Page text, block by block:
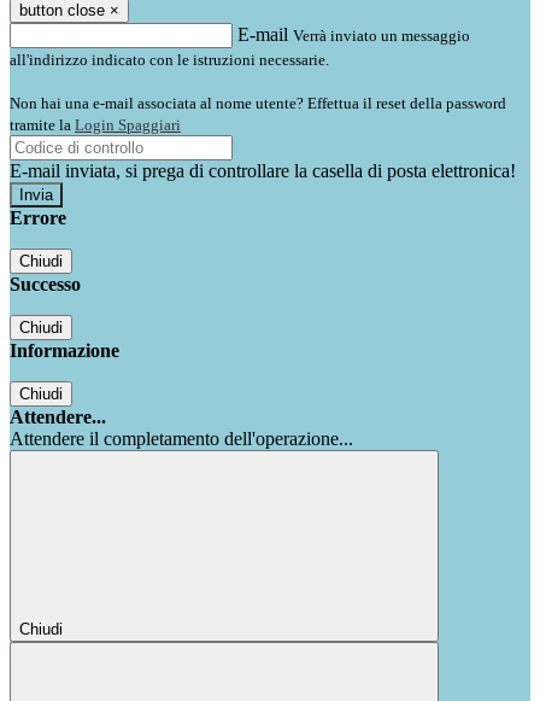
button close ×
E-mail Verrà inviato un messaggio
all'indirizzo indicato con le istruzioni necessarie.
Non hai una e-mail associata al nome utente? Effettua il reset della password
tramite la Login Spaggiari
E-mail inviata, si prega di controllare la casella di posta elettronica!
Errore
Chiudi
Successo
Chiudi
Informazione
Chiudi
Attendere...
Attendere il completamento dell'operazione...
Chiudi